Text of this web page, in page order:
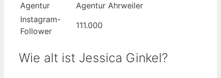
Agentur
Agentur Ahrweiler
Instagram-
Follower
111.000
Wie alt ist Jessica Ginkel?